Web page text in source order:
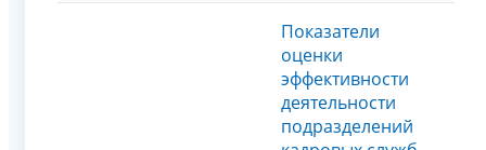
Показатели
оценки
эффективности
деятельности
подразделений